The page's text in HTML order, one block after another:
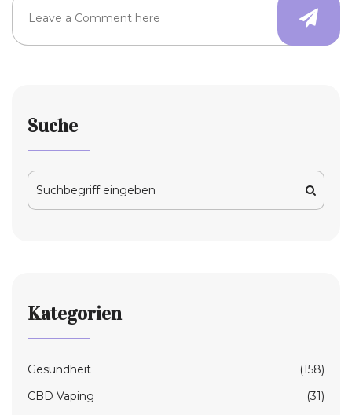
Suche
Kategorien
Gesundheit
(158)
CBD Vaping
(31)